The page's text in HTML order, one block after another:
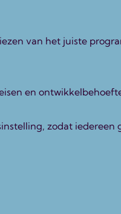
van het juiste
en
zodat